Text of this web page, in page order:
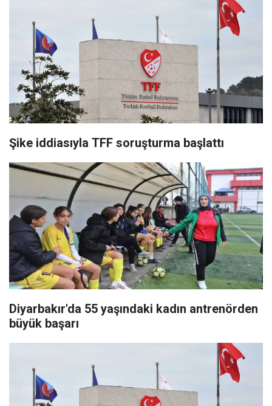
Şike iddiasıyla TFF soruşturma başlattı
Diyarbakır'da 55 yaşındaki kadın antrenörden
büyük başarı